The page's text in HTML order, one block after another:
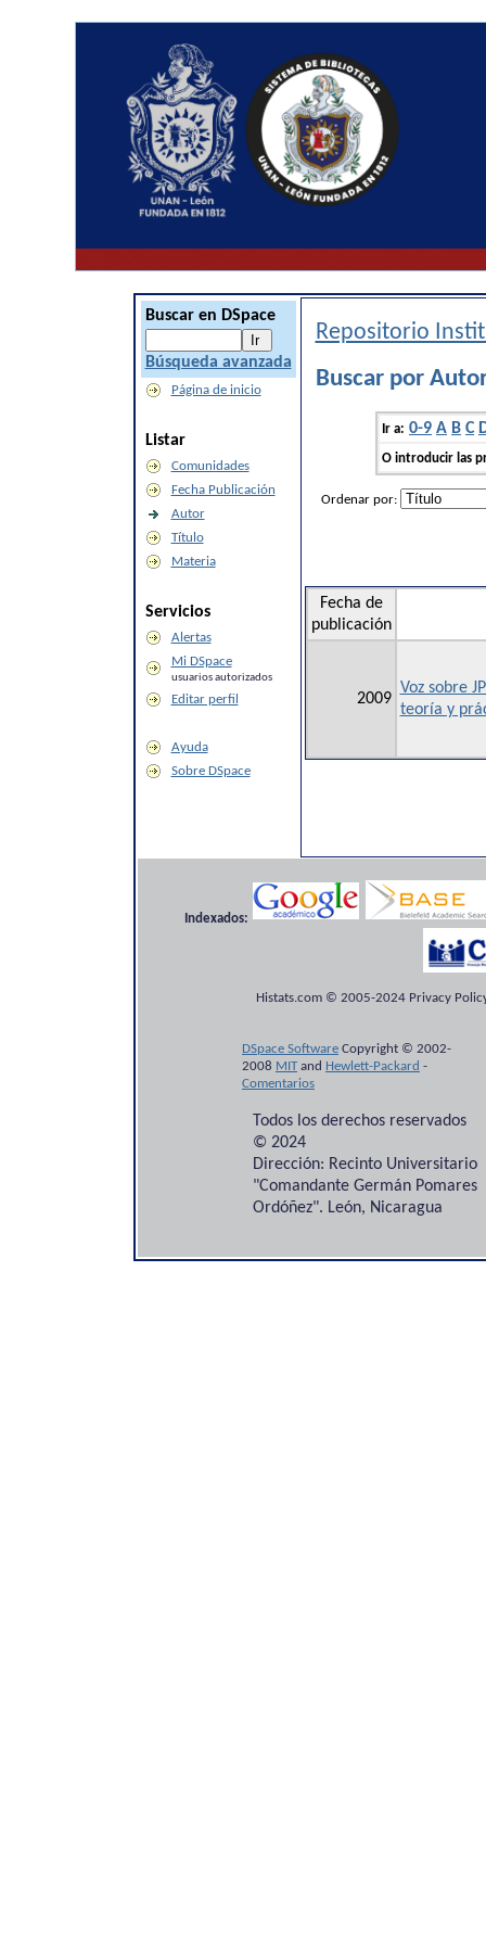
Buscar en DSpace
Búsqueda avanzada
Página de inicio
Listar
Comunidades
Fecha Publicación
Autor
Título
Materia
Servicios
Alertas
Mi DSpace
usuarios autorizados
Editar perfil
Ayuda
Sobre DSpace
Repositorio
Buscar por
Ir a: 0-9 A B C
O introducir las
Ordenar por:
Fecha de
publicación
2009
Voz sobre
teoría y
Indexados:
Histats.com © 2005-2024 Privacy
DSpace Software Copyright © 2002-
2008 MITand Hewlett-Packard -
Comentarios
Todos los derechos reservados
© 2024
Dirección: Recinto Universitario
"Comandante Germán Pomares
Ordóñez". León, Nicaragua